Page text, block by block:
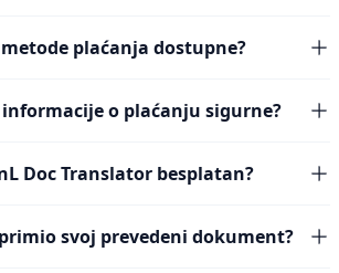
plaćanja dostupne?
informacije o plaćanju sigurne?
Doc Translator besplatan?
svoj prevedeni dokument?